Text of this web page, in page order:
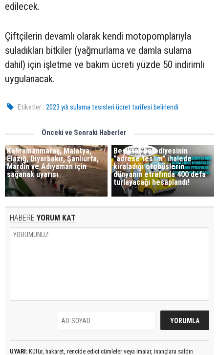
edilecek.
Çiftçilerin devamlı olarak kendi motopomplarıyla
suladıkları bitkiler (yağmurlama ve damla sulama
dahil) için işletme ve bakım ücreti yüzde 50 indirimli
uygulanacak.
Etiketler : 2023 yılı sulama tesisleri ücret tarifesi belirlendi
Önceki ve Sonraki Haberler
Kahramanmaraş, Malatya,
Elazığ, Diyarbakır, Şanlıurfa,
Mardin ve Adıyaman için
sağanak uyarısı
Beşiktaş belediyesinin
"adrese teslim" ihalede
kiraladığı otobüslerin
dünyanın etrafında 400 defa
turlayacağı hesaplandı!
HABERE YORUM KAT
UYARI: Küfür, hakaret, rencide edici cümleler veya imalar, inançlara saldırı